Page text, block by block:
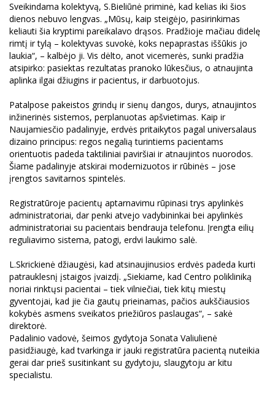
Sveikindama kolektyvą, S.Bieliūnė priminė, kad kelias iki šios
dienos nebuvo lengvas. „Mūsų, kaip steigėjo, pasirinkimas
keliauti šia kryptimi pareikalavo drąsos. Pradžioje mačiau didelę
rimtį ir tylą – kolektyvas suvokė, koks nepaprastas iššūkis jo
laukia“, – kalbėjo ji. Vis dėlto, anot vicemerės, sunki pradžia
atsipirko: pasiektas rezultatas pranoko lūkesčius, o atnaujinta
aplinka ilgai džiugins ir pacientus, ir darbuotojus.
Patalpose pakeistos grindų ir sienų dangos, durys, atnaujintos
inžinerinės sistemos, perplanuotas apšvietimas. Kaip ir
Naujamiesčio padalinyje, erdvės pritaikytos pagal universalaus
dizaino principus: regos negalią turintiems pacientams
orientuotis padeda taktiliniai paviršiai ir atnaujintos nuorodos.
Šiame padalinyje atskirai modernizuotos ir rūbinės – jose
įrengtos savitarnos spintelės.
Registratūroje pacientų aptarnavimu rūpinasi trys apylinkės
administratoriai, dar penki atvejo vadybininkai bei apylinkės
administratoriai su pacientais bendrauja telefonu. Įrengta eilių
reguliavimo sistema, patogi, erdvi laukimo salė.
L.Skrickienė džiaugėsi, kad atsinaujinusios erdvės padeda kurti
patrauklesnį įstaigos įvaizdį. „Siekiame, kad Centro polikliniką
noriai rinktųsi pacientai – tiek vilniečiai, tiek kitų miestų
gyventojai, kad jie čia gautų prieinamas, pačios aukščiausios
kokybės asmens sveikatos priežiūros paslaugas“, – sakė
direktorė.
Padalinio vadovė, šeimos gydytoja Sonata Valiulienė
pasidžiaugė, kad tvarkinga ir jauki registratūra pacientą nuteikia
gerai dar prieš susitinkant su gydytoju, slaugytoju ar kitu
specialistu.